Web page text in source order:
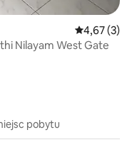
Średnia
4,67 (3)
Nilayam West Gate
pobytu